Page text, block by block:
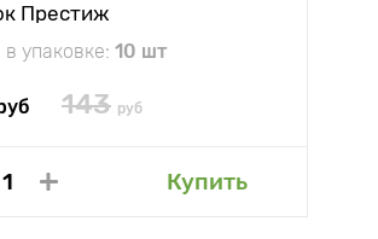
Престиж
упаковке: 10 шт
143 руб
Купить